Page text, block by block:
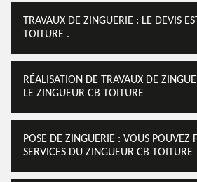
TRAVAUX DE ZINGUERIE : LE DEVIS
TOITURE .
RÉALISATION DE TRAVAUX DE
LE ZINGUEUR CB TOITURE
POSE DE ZINGUERIE : VOUS POUVEZ
SERVICES DU ZINGUEUR CB TOITURE